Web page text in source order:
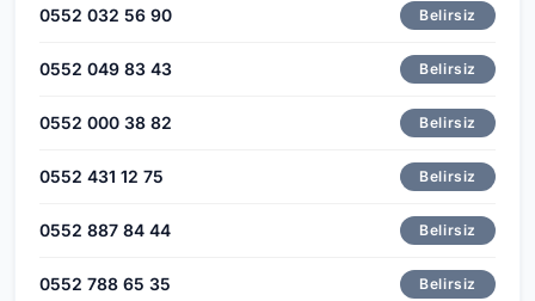
0552 032 56 90 Belirsiz
0552 049 83 43 Belirsiz
0552 000 38 82 Belirsiz
0552 431 12 75 Belirsiz
0552 887 84 44 Belirsiz
0552 788 65 35 Belirsiz